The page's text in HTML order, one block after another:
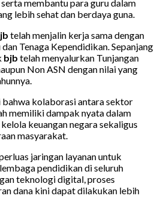
membantu para guru dalam
lebih sehat dan berdaya guna.
telah menjalin kerja sama dengan
Tenaga Kependidikan. Sepanjang
bjb telah menyalurkan Tunjangan
Non ASN dengan nilai yang
kolaborasi antara sektor
memiliki dampak nyata dalam
keuangan negara sekaligus
masyarakat.
jaringan layanan untuk
pendidikan di seluruh
teknologi digital, proses
dana kini dapat dilakukan lebih